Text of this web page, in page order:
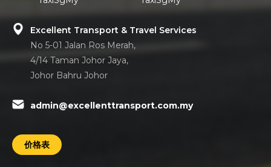
Excellent Transport & Travel Services
No 5-01 Jalan Ros Merah,
4/14 Taman Johor Jaya,
Johor Bahru Johor
admin@excellenttransport.com.my
价格表